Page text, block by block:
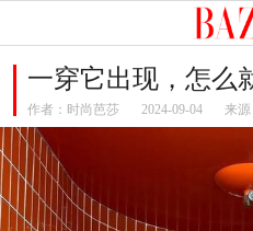
一穿它出现，怎么
作者： 时尚芭莎 2024-09-04 来